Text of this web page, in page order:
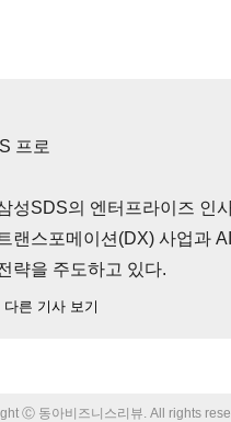
프로
성SDS의 엔터프라이즈 인
랜스포메이션(DX) 사업과
략을 주도하고 있다.
다른 기사 보기
Ⓒ 동아비즈니스리뷰. All rights